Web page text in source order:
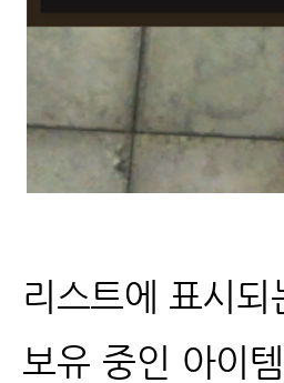
리스트에 표시
보유 중인 아이